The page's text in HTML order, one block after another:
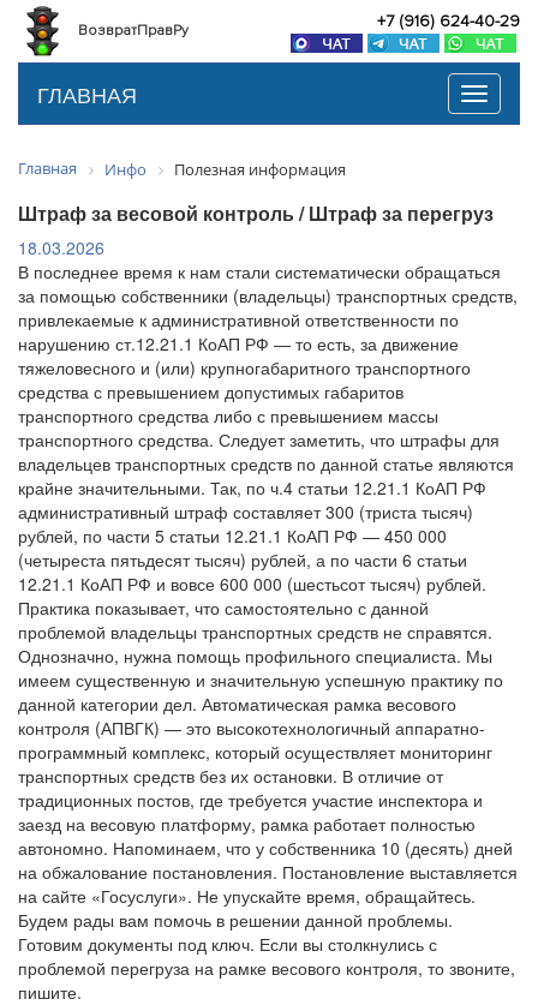
ВозвратПравРу +7 (916) 624-40-29
Toggle
ГЛАВНАЯ
Главная Инфо Полезная информация
Штраф за весовой контроль / Штраф за перегруз
18.03.2026
В последнее время к нам стали систематически обращаться
за помощью собственники (владельцы) транспортных средств,
привлекаемые к административной ответственности по
нарушению ст.12.21.1 КоАП РФ — то есть, за движение
тяжеловесного и (или) крупногабаритного транспортного
средства с превышением допустимых габаритов
транспортного средства либо с превышением массы
транспортного средства. Следует заметить, что штрафы для
владельцев транспортных средств по данной статье являются
крайне значительными. Так, по ч.4 статьи 12.21.1 КоАП РФ
административный штраф составляет 300 (триста тысяч)
рублей, по части 5 статьи 12.21.1 КоАП РФ — 450 000
(четыреста пятьдесят тысяч) рублей, а по части 6 статьи
12.21.1 КоАП РФ и вовсе 600 000 (шестьсот тысяч) рублей.
Практика показывает, что самостоятельно с данной
проблемой владельцы транспортных средств не справятся.
Однозначно, нужна помощь профильного специалиста. Мы
имеем существенную и значительную успешную практику по
данной категории дел. Автоматическая рамка весового
контроля (АПВГК) — это высокотехнологичный аппаратно-
программный комплекс, который осуществляет мониторинг
транспортных средств без их остановки. В отличие от
традиционных постов, где требуется участие инспектора и
заезд на весовую платформу, рамка работает полностью
автономно. Напоминаем, что у собственника 10 (десять) дней
на обжалование постановления. Постановление выставляется
на сайте «Госуслуги». Не упускайте время, обращайтесь.
Будем рады вам помочь в решении данной проблемы.
Готовим документы под ключ. Если вы столкнулись с
проблемой перегруза на рамке весового контроля, то звоните,
пишите.